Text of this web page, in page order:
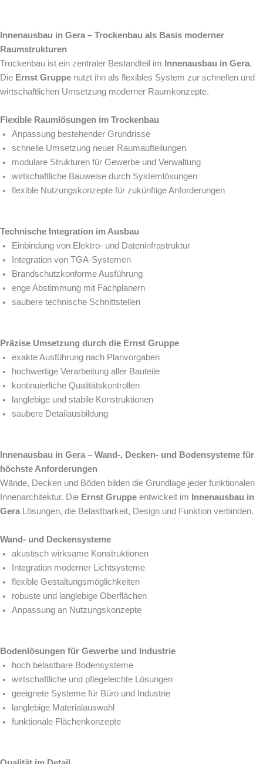
Innenausbau in Gera – Trockenbau als Basis moderner
Raumstrukturen
Trockenbau ist ein zentraler Bestandteil im
Innenausbau in Gera.
Die Ernst Gruppe nutzt ihn als flexibles System zur schnellen und
wirtschaftlichen Umsetzung moderner Raumkonzepte.
Flexible Raumlösungen im Trockenbau
Anpassung bestehender Grundrisse
schnelle Umsetzung neuer Raumaufteilungen
modulare Strukturen für Gewerbe und Verwaltung
wirtschaftliche Bauweise durch Systemlösungen
flexible Nutzungskonzepte für zukünftige Anforderungen
Technische Integration im Ausbau
Einbindung von Elektro- und Dateninfrastruktur
Integration von TGA-Systemen
Brandschutzkonforme Ausführung
enge Abstimmung mit Fachplanern
saubere technische Schnittstellen
Präzise Umsetzung durch die Ernst Gruppe
exakte Ausführung nach Planvorgaben
hochwertige Verarbeitung aller Bauteile
kontinuierliche Qualitätskontrollen
langlebige und stabile Konstruktionen
saubere Detailausbildung
Innenausbau in Gera – Wand-, Decken- und Bodensysteme für
höchste Anforderungen
Wände, Decken und Böden bilden die Grundlage jeder funktionalen
Innenarchitektur. Die Ernst Gruppe entwickelt im
Innenausbau in
Gera Lösungen, die Belastbarkeit, Design und Funktion verbinden.
Wand- und Deckensysteme
akustisch wirksame Konstruktionen
Integration moderner Lichtsysteme
flexible Gestaltungsmöglichkeiten
robuste und langlebige Oberflächen
Anpassung an Nutzungskonzepte
Bodenlösungen für Gewerbe und Industrie
hoch belastbare Bodensysteme
wirtschaftliche und pflegeleichte Lösungen
geeignete Systeme für Büro und Industrie
langlebige Materialauswahl
funktionale Flächenkonzepte